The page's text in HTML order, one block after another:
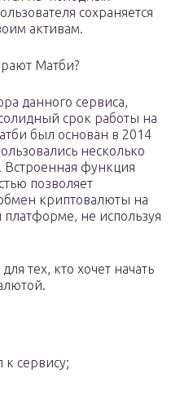
сохраняется
активам.
Матби?
данного сервиса,
срок работы на
был основан в 2014
несколько
Встроенная функция
позволяет
криптовалюты на
не используя
тех, кто хочет начать
к сервису;